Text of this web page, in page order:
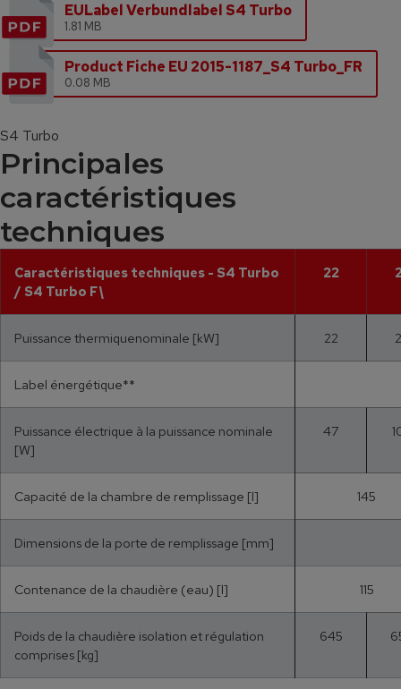
EULabel Verbundlabel S4 Turbo
1.81 MB
Product Fiche EU 2015-1187_S4 Turbo_FR
0.08 MB
S4 Turbo
Principales
caractéristiques
techniques
Caractéristiques techniques - S4 Turbo
/ S4 Turbo F\
22
Puissance thermiquenominale [kW] 22
Label énergétique**
Puissance électrique à la puissance nominale
[W]
47
Capacité de la chambre de remplissage [l] 145
Dimensions de la porte de remplissage [mm]
Contenance de la chaudière (eau) [l] 115
Poids de la chaudière isolation et régulation
comprises [kg]
645